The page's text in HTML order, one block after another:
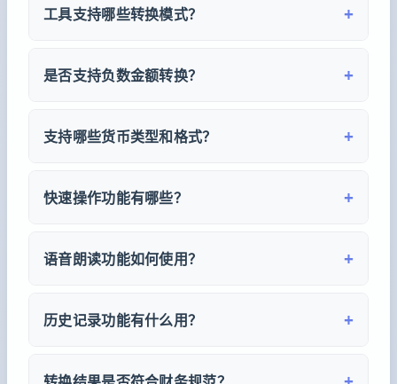
等大写汉字表示的金额形式，主要用于支票、合
工具支持哪些转换模式？ +
转换为「壹佰贰拾叁元肆角伍分」；「大写转数
是否支持负数金额转换？ +
「负壹仟元整」。这在财务处理中非常实用，如
支持哪些货币类型和格式？ +
通用金额。格式方面提供财务格式（壹贰叁）、
快速操作功能有哪些？ +
或角、去除重复金额、升序或降序排列、千分位
语音朗读功能如何使用？ +
写金额的语音播报。此功能适用于需要核对金额
历史记录功能有什么用？ +
看和复用之前的转换结果。可快速复制历史记录